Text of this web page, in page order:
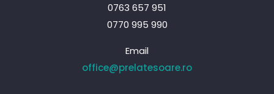
0763 657 951
0770 995 990
Email
office@prelatesoare.ro